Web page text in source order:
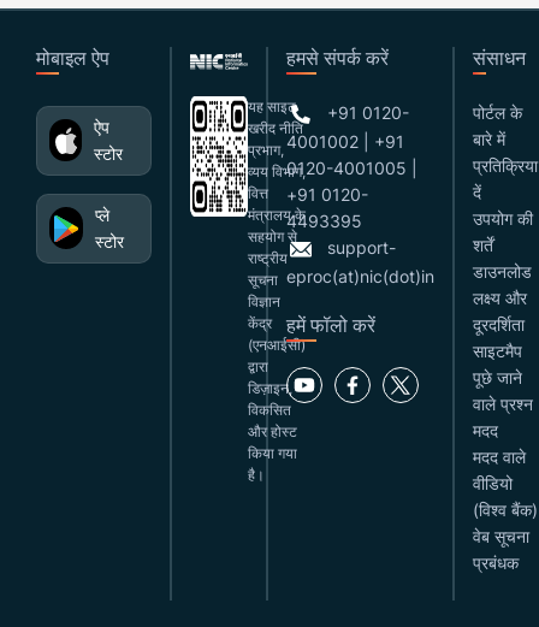
मोबाइल ऐप
ऐप
स्टोर
प्ले
स्टोर
यह साइट
खरीद नीति
प्रभाग,
व्यय विभाग,
वित्त
मंत्रालय के
सहयोग से
राष्ट्रीय
सूचना
विज्ञान
केंद्र
(एनआईसी)
द्वारा
डिज़ाइन,
विकसित
और होस्ट
किया गया
है।
हमसे संपर्क करें
+91 0120-
4001002 | +91
0120-4001005 |
+91 0120-
4493395
support-
eproc(at)nic(dot)in
हमें फॉलो करें
संसाधन
पोर्टल के
बारे में
प्रतिक्रिया
दें
उपयोग की
शर्तें
डाउनलोड
लक्ष्य और
दूरदर्शिता
साइटमैप
पूछे जाने
वाले प्रश्न
मदद
मदद वाले
वीडियो
(विश्व बैंक)
वेब सूचना
प्रबंधक